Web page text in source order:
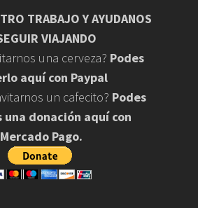
TRABAJO Y AYUDANOS
VIAJANDO
una cerveza? Podes
aquí con Paypal
un cafecito? Podes
una donación aquí con
Mercado Pago.